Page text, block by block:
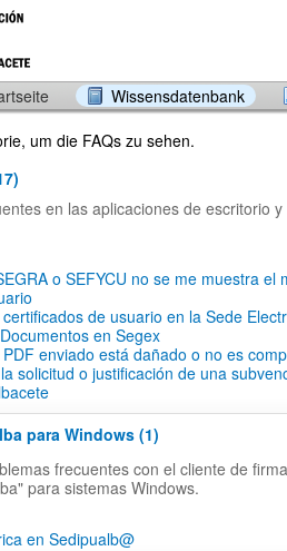
Wissensdatenbank
um die FAQs zu sehen.
en las aplicaciones de escritorio
o SEFYCU no se me muestra el
de usuario en la Sede
en Segex
enviado está dañado o no es
solicitud o justificación de una
para Windows (1)
frecuentes con el cliente de firma
para sistemas Windows.
en Sedipualb@